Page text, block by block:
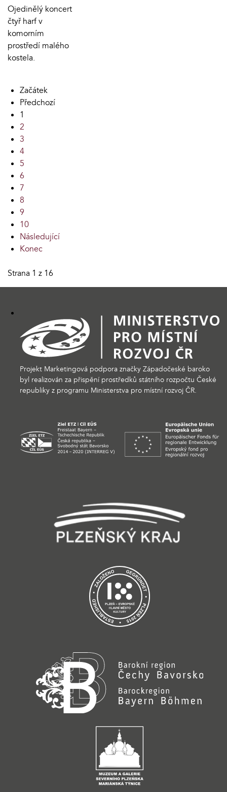
Ojedinělý koncert
čtyř harf v
komorním
prostředí malého
kostela.
Začátek
Předchozí
1
2
3
4
5
6
7
8
9
10
Následující
Konec
Strana 1 z 16
Projekt Marketingová podpora značky Západočeské baroko
byl realizován za přispění prostředků státního rozpočtu České
republiky z programu Ministerstva pro místní rozvoj ČR.